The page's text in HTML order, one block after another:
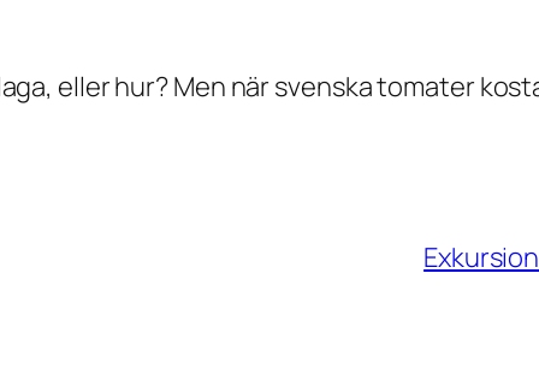
eller hur? Men när svenska tomater